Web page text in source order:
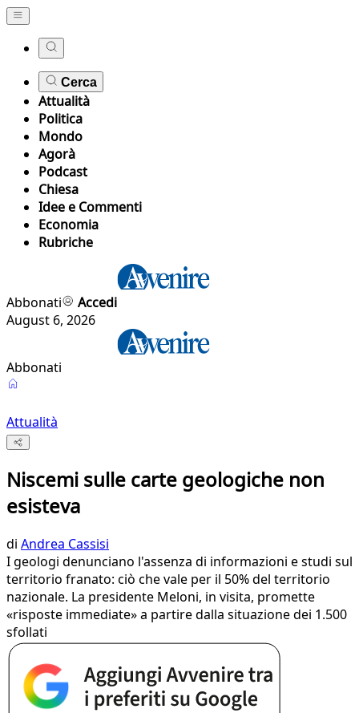
Cerca
Attualità
Politica
Mondo
Agorà
Podcast
Chiesa
Idee e Commenti
Economia
Rubriche
Abbonati
Accedi
August 6, 2026
Abbonati
Attualità
Niscemi sulle carte geologiche non
esisteva
di Andrea Cassisi
I geologi denunciano l'assenza di informazioni e studi sul
territorio franato: ciò che vale per il 50% del territorio
nazionale. La presidente Meloni, in visita, promette
«risposte immediate» a partire dalla situazione dei 1.500
sfollati